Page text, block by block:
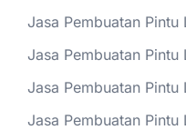
Jasa Pembuatan
Jasa Pembuatan
Jasa Pembuatan Pintu
Jasa Pembuatan Pintu